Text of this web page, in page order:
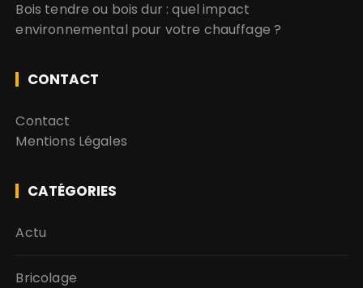
Bois tendre ou bois dur : quel impact
environnemental pour votre chauffage ?
CONTACT
Contact
Mentions Légales
CATÉGORIES
Actu
Bricolage